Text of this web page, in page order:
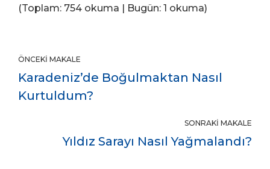
(Toplam: 754 okuma | Bugün: 1 okuma)
ÖNCEKI MAKALE
Karadeniz’de Boğulmaktan Nasıl
Kurtuldum?
SONRAKI MAKALE
Yıldız Sarayı Nasıl Yağmalandı?